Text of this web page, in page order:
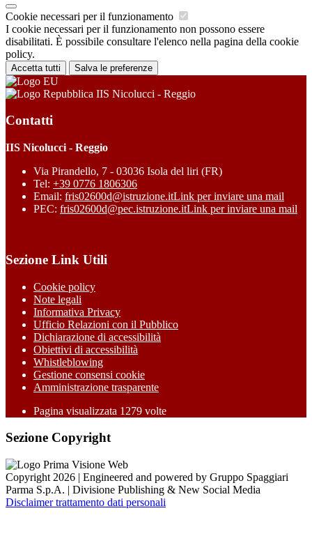
Cookie necessari per il funzionamento
I cookie necessari per il funzionamento non possono essere
disabilitati. È possibile consultare l'elenco nella pagina della cookie
policy.
Accetta tutti Salva le preferenze
IIS Nicolucci - Reggio
Contatti
IIS Nicolucci - Reggio
Via Pirandello, 7 - 03036 Isola del liri (FR)
Tel: +39 0776 1806306
Email: fris02600d@istruzione.itLink per inviare una mail
PEC: fris02600d@pec.istruzione.itLink per inviare una mail
Sezione Link Utili
Cookie policy
Note legali
Informativa Privacy
Ufficio Relazioni con il Pubblico
Dichiarazione di accessibilità
Obiettivi di accessibilità
Whistleblowing
Gestione consensi cookie
Amministrazione trasparente
Pagina visualizzata 1279 volte
Sezione Copyright
Copyright 2026 | Engineered and powered by Gruppo Spaggiari
Parma S.p.A. | Divisione Publishing & New Social Media
Disclaimer trattamento dati personali